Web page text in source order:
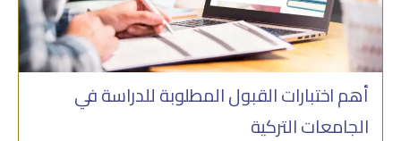
أهم اختبارات القبول المطلوبة للدراسة في
الجامعات التركية